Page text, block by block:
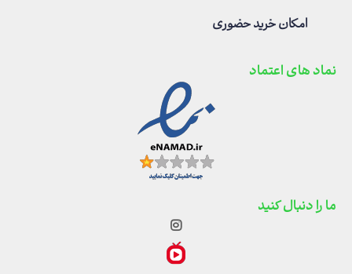
امکان خرید حضوری
ما را دنبال کنید
نماد های اعتماد